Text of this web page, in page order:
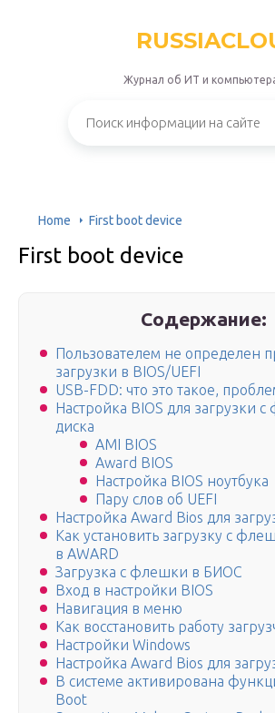
Журнал об ИТ и
Home First boot device
First boot device
Содержание:
Пользователем не определен
загрузки в BIOS/UEFI
USB-FDD: что это такое,
Настройка BIOS для загрузки
диска
AMI BIOS
Award BIOS
Настройка BIOS ноутбука
Пару слов об UEFI
Настройка Award Bios для
Как установить загрузку с
в AWARD
Загрузка с флешки в БИОС
Вход в настройки BIOS
Навигация в меню
Как восстановить работу
Настройки Windows
Настройка Award Bios для
В системе активирована
Boot